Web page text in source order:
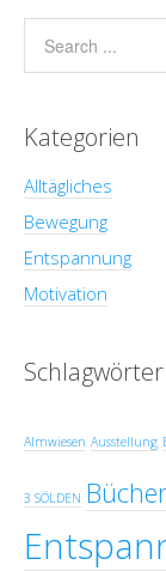
Kategorien
Alltägliches
Bewegung
Entspannung
Motivation
Schlagwörter
Almwiesen Ausstellung
3 SÖLDEN Bücher